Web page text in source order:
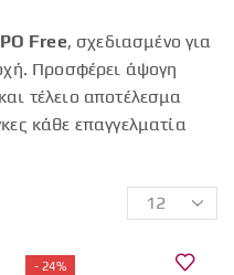
Free, σχεδιασμένο για
Προσφέρει άψογη
τέλειο αποτέλεσμα
κάθε επαγγελματία
- 24%